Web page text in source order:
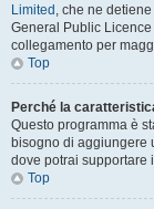
Limited , che ne
General Public
collegamento per
Top
Perché la
Questo programma è
bisogno di aggiungere
dove potrai supportare
Top